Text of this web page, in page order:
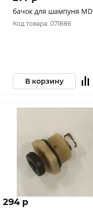
бачок для шампуня MD
Код товара: 071886
В корзину
294 p